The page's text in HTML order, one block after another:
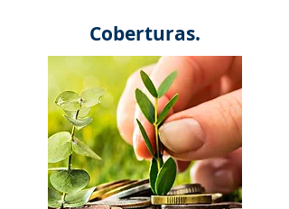
Coberturas.